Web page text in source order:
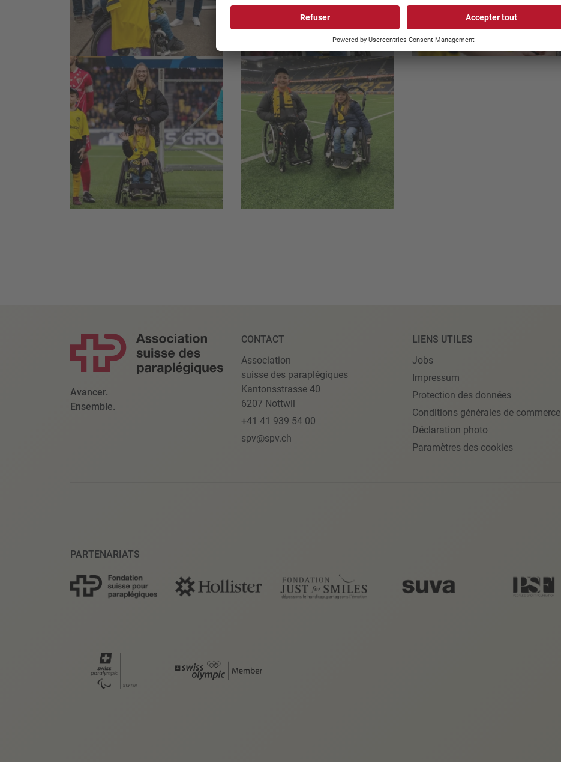
Avancer.
Ensemble.
CONTACT
Association
suisse des paraplégiques
Kantonsstrasse 40
6207 Nottwil
+41 41 939 54 00
spv@spv.ch
LIENS UTILES
Jobs
Impressum
Protection des données
Conditions générales de commerce
Déclaration photo
Paramètres des cookies
PARTENARIATS